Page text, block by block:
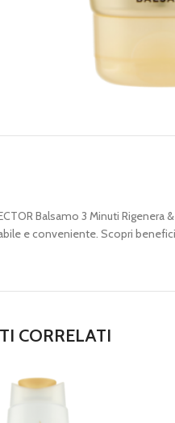
Balsamo 3 Minuti
e conveniente. Scopri
CORRELATI